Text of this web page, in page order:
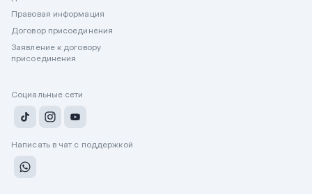
Правовая информация
Договор присоединения
Заявление к договору
присоединения
Социальные сети
Написать в чат с поддержкой